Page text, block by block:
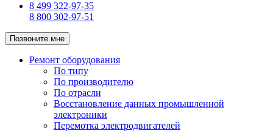
8 499 322-97-35
8 800 302-97-51
Позвоните мне
Ремонт оборудования
По типу
По производителю
По отрасли
Восстановление данных промышленной
электроники
Перемотка электродвигателей